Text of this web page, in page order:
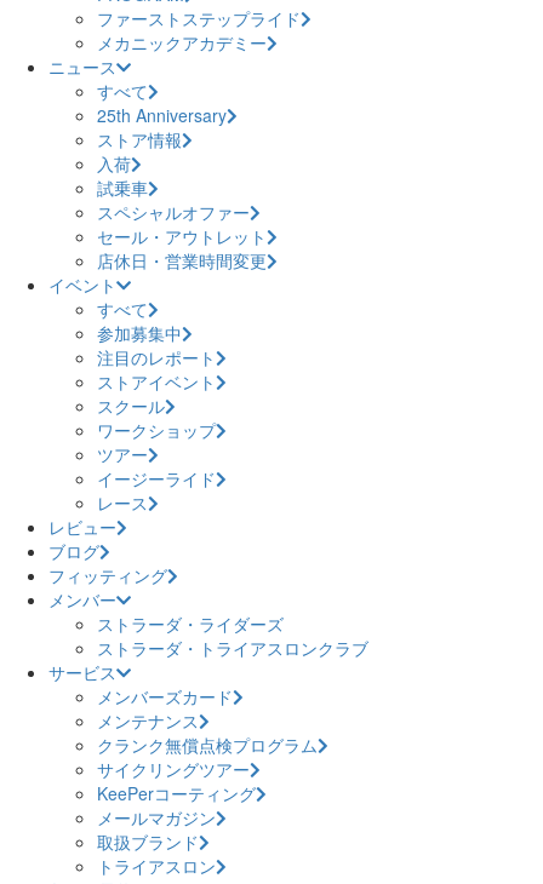
ファーストステップライド
メカニックアカデミー
ニュース
すべて
25th Anniversary
ストア情報
入荷
試乗車
スペシャルオファー
セール・アウトレット
店休日・営業時間変更
イベント
すべて
参加募集中
注目のレポート
ストアイベント
スクール
ワークショップ
ツアー
イージーライド
レース
レビュー
ブログ
フィッティング
メンバー
ストラーダ・ライダーズ
ストラーダ・トライアスロンクラブ
サービス
メンバーズカード
メンテナンス
クランク無償点検プログラム
サイクリングツアー
KeePerコーティング
メールマガジン
取扱ブランド
トライアスロン